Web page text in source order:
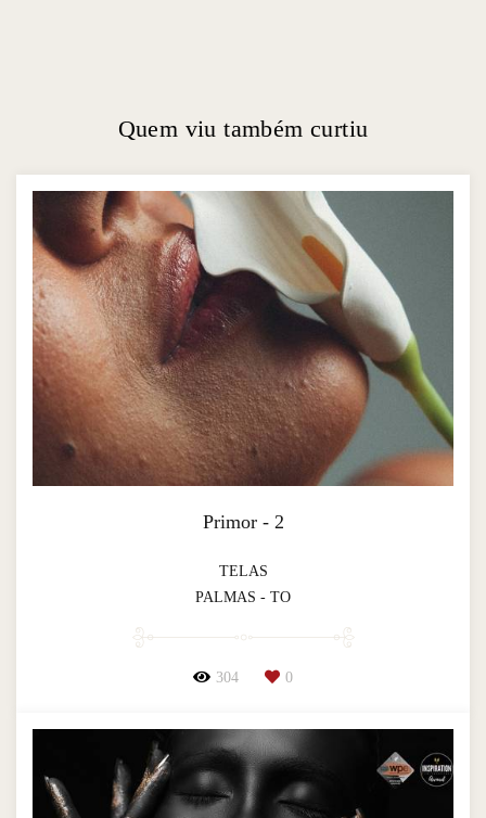
Quem viu também curtiu
Primor - 2
TELAS
PALMAS - TO
304 0